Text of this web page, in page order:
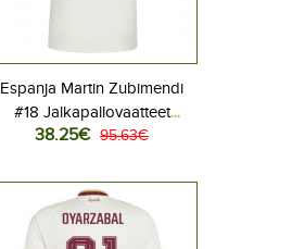
Espanja Martin Zubimendi
#18 Jalkapallovaatteet
Vieraspaita MM-kisat 2026
38.25€ 95.63€